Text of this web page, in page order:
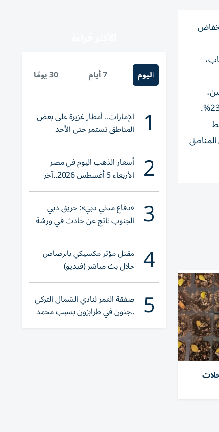
وسكان المناطق
اليوم 7 أيام 30 يومًا
1 الإمارات.. أمطار غزيرة على بعض
المناطق تستمر حتى الأحد
2 أسعار الذهب اليوم في مصر
الأربعاء 5 أغسطس 2026..آخر
تحديث لعيار 21
3 «دفاع مدني دبي»: حريق دبي
الجنوب ناتج عن حادث في ورشة
ولا إصابات
4 مقتل مؤثر مكسيكي بالرصاص
خلال بث مباشر (فيديو)
5 صفقة العمر لنادي الشمال التركي
..جنون في طرابزون بسبب محمد